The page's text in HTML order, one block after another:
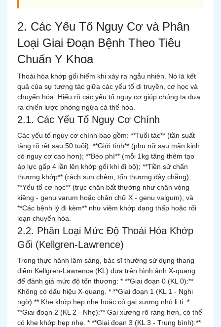
2. Các Yếu Tố Nguy Cơ và Phân
Loại Giai Đoạn Bệnh Theo Tiêu
Chuẩn Y Khoa
Thoái hóa khớp gối hiếm khi xảy ra ngẫu nhiên. Nó là kết
quả của sự tương tác giữa các yếu tố di truyền, cơ học và
chuyển hóa. Hiểu rõ các yếu tố nguy cơ giúp chúng ta đưa
ra chiến lược phòng ngừa cá thể hóa.
2.1. Các Yếu Tố Nguy Cơ Chính
Các yếu tố nguy cơ chính bao gồm: **Tuổi tác** (tần suất
tăng rõ rệt sau 50 tuổi); **Giới tính** (phụ nữ sau mãn kinh
có nguy cơ cao hơn); **Béo phì** (mỗi 1kg tăng thêm tạo
áp lực gấp 4 lần lên khớp gối khi đi bộ); **Tiền sử chấn
thương khớp** (rách sụn chêm, tổn thương dây chằng);
**Yếu tố cơ học** (trục chân bất thường như chân vòng
kiềng - genu varum hoặc chân chữ X - genu valgum); và
**Các bệnh lý đi kèm** như viêm khớp dạng thấp hoặc rối
loạn chuyển hóa.
2.2. Phân Loại Mức Độ Thoái Hóa Khớp
Gối (Kellgren-Lawrence)
Trong thực hành lâm sàng, bác sĩ thường sử dụng thang
điểm Kellgren-Lawrence (KL) dựa trên hình ảnh X-quang
để đánh giá mức độ tổn thương: * **Giai đoạn 0 (KL 0):**
Không có dấu hiệu X-quang. * **Giai đoạn 1 (KL 1 - Nghi
ngờ):** Khe khớp hẹp nhẹ hoặc có gai xương nhỏ li ti. *
**Giai đoạn 2 (KL 2 - Nhẹ):** Gai xương rõ ràng hơn, có thể
có khe khớp hẹp nhẹ. * **Giai đoạn 3 (KL 3 - Trung bình):**